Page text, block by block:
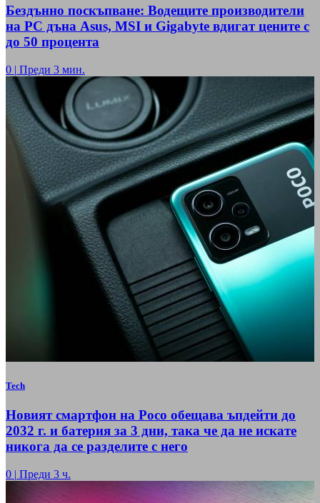
Бездънно поскъпване: Водещите производители
на РС дъна Asus, MSI и Gigabyte вдигат цените с
до 50 процента
0 | Преди 3 мин.
Tech
Новият смартфон на Poco обещава ъпдейти до
2032 г. и батерия за 3 дни, така че да не искате
никога да се разделите с него
0 | Преди 3 ч.